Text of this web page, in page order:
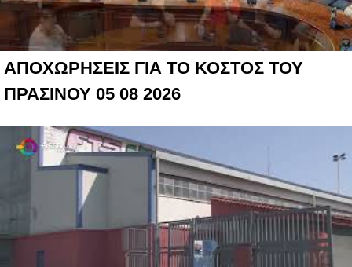
ΑΠΟΧΩΡΗΣΕΙΣ ΓΙΑ ΤΟ ΚΟΣΤΟΣ ΤΟΥ
ΠΡΑΣΙΝΟΥ 05 08 2026